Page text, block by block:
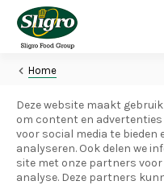
Overslaan
naar
inhoudHome
Deze website maakt
om content en
voor social media te bieden
analyseren. Ook delen we
site met onze partners
analyse. Deze partners